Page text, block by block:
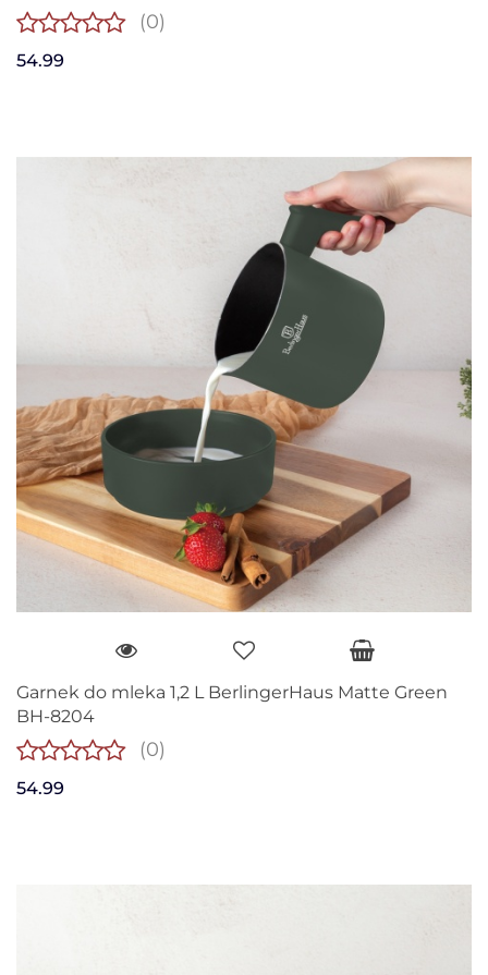
(0)
54.99
Garnek do mleka 1,2 L BerlingerHaus Matte Green
BH-8204
(0)
54.99